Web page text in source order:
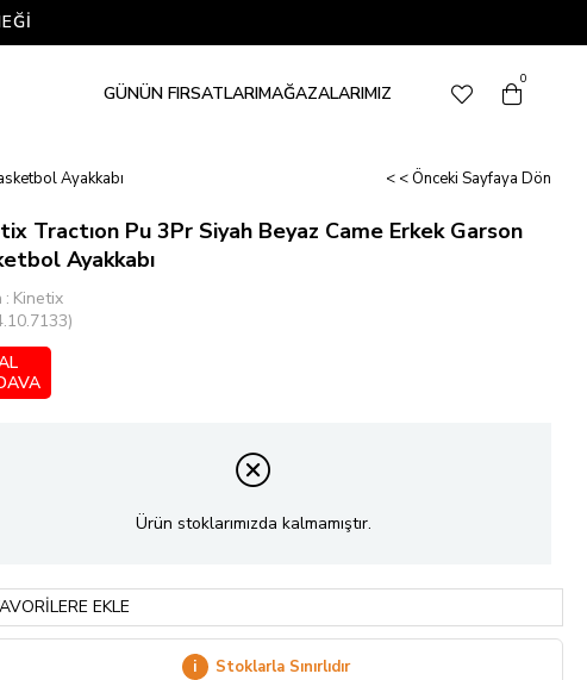
GÜNÜN FIRSATLARIMAĞAZALARIMIZ
0
Ayakkabı < < Önceki Sayfaya Dön
Tractıon Pu 3Pr Siyah Beyaz Came Erkek Garson
Ayakkabı
: Kinetix
Ürün stoklarımızda kalmamıştır.
EKLE
i Stoklarla Sınırlıdır